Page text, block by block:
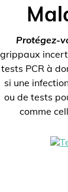
Protégez-
grippaux
tests PCR à
si une
ou de tests
comme